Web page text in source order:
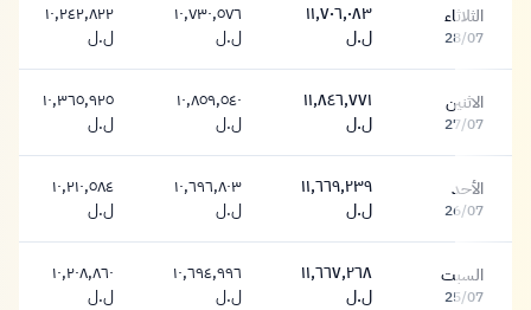
الثلاثاء
28/07 ١١,٧٠٦,٠٨٣ ليرة
١١,٧٠٦,٠٨٣
ل.ل
١٠,٧٣٠,٥٧٦ ليرة
١٠,٧٣٠,٥٧٦
ل.ل
١٠,٢٤٢,٨٢٢ ليرة
١٠,٢٤٢,٨٢٢
ل.ل
الاثنين
27/07 ١١,٨٤٦,٧٧١ ليرة
١١,٨٤٦,٧٧١
ل.ل
١٠,٨٥٩,٥٤٠ ليرة
١٠,٨٥٩,٥٤٠
ل.ل
١٠,٣٦٥,٩٢٥ ليرة
١٠,٣٦٥,٩٢٥
ل.ل
الأحد
26/07 ١١,٦٦٩,٢٣٩ ليرة
١١,٦٦٩,٢٣٩
ل.ل
١٠,٦٩٦,٨٠٣ ليرة
١٠,٦٩٦,٨٠٣
ل.ل
١٠,٢١٠,٥٨٤ ليرة
١٠,٢١٠,٥٨٤
ل.ل
السبت
25/07 ١١,٦٦٧,٢٦٨ ليرة
١١,٦٦٧,٢٦٨
ل.ل
١٠,٦٩٤,٩٩٦ ليرة
١٠,٦٩٤,٩٩٦
ل.ل
١٠,٢٠٨,٨٦٠ ليرة
١٠,٢٠٨,٨٦٠
ل.ل